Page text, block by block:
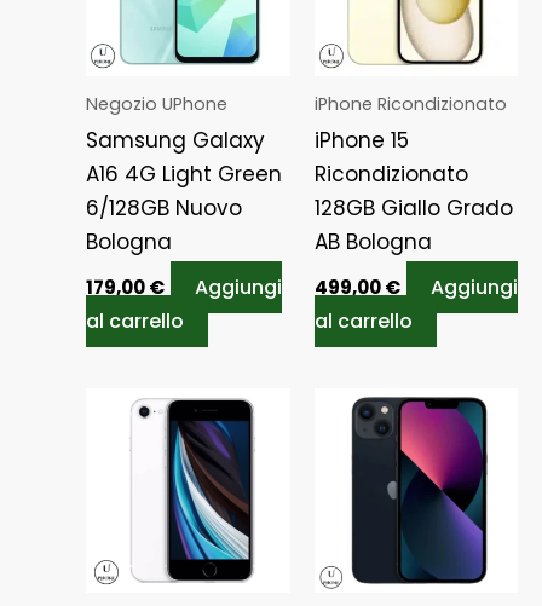
Negozio UPhone
Samsung Galaxy
A16 4G Light Green
6/128GB Nuovo
Bologna
179,00€
Aggiungi
al carrello
iPhone Ricondizionato
iPhone 15
Ricondizionato
128GB Giallo Grado
AB Bologna
499,00€
Aggiungi
al carrello